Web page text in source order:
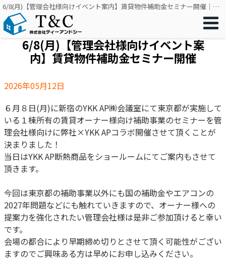
6/8(月)【管理会社様向けイベント案内】賃貸物件補助金セミナー開催｜リフォーム・リノベーション・窓工事をワンストップで｜株式会社ティーアンドシー
6/8(月)【管理会社様向けイベント案
内】賃貸物件補助金セミナー開催
2026年05月12日
６月８日(月)に新宿のYKK AP㈱会議室にて東京都が実施して
いる１棟所有の賃貸オーナー様向け補助事業のセミナーを管
理会社様向けに弊社×YKK APコラボ開催させて頂くことが
決まりました！
当日はYKK AP断熱商品をショールームにてご案内もさせて
頂きます。
今回は東京都の補助事業以外にも国の補助金やエアコンの
2027年問題などにも触れていきますので、オーナー様への
提案力を強化されたい管理会社様は是非ご参加頂けると幸い
です。
会場の都合により早期締め切りとさせて頂く可能性がござい
ますのでご興味ある方は早めにお申し込みください。